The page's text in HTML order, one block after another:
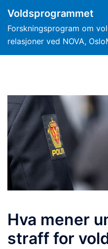
innhold
Voldsprogrammet
Forskningsprogram om
relasjoner ved NOVA,
Hva mener
straff for